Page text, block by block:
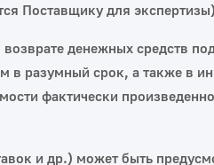
Поставщику для
денежных средств
в разумный срок, а также в
фактически
и др.) может быть